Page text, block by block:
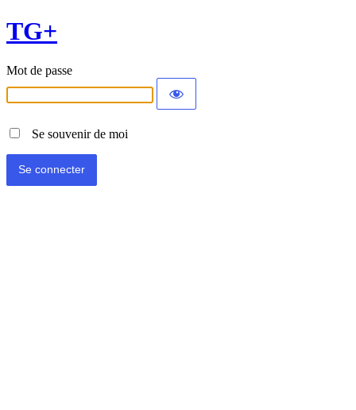
TG+
Mot de passe
Se souvenir de moi